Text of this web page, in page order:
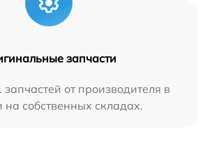
запчасти
от производителя в
на собственных складах.